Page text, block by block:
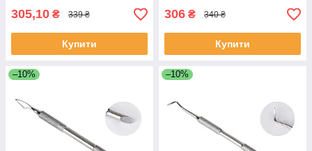
305,10 ₴ 339 ₴
Купити
306 ₴ 340 ₴
Купити
–10% –10%